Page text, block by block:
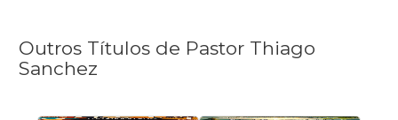
Outros Títulos de Pastor Thiago
Sanchez